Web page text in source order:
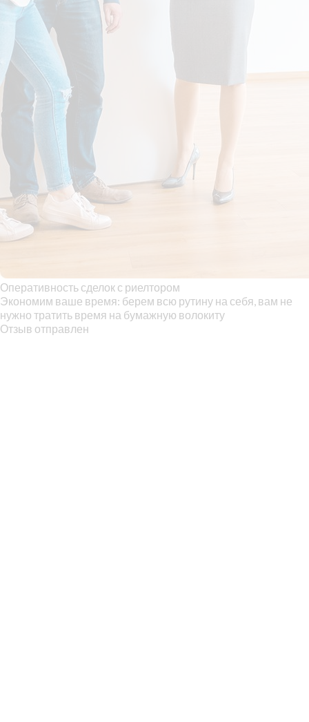
Оперативность сделок с риелтором
Экономим ваше время: берем всю рутину на себя, вам не
нужно тратить время на бумажную волокиту
Отзыв отправлен